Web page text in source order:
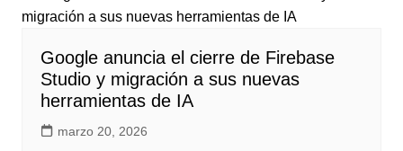
Google anuncia el cierre de Firebase
Studio y migración a sus nuevas
herramientas de IA
marzo 20, 2026